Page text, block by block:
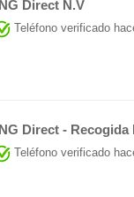
ING Direct N.V
Teléfono verificado
ING Direct - Recogida
Teléfono verificado